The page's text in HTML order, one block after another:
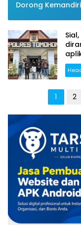
Dorong
pos
1 2